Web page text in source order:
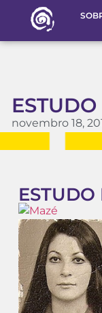
novembro 18,
ESTUDO